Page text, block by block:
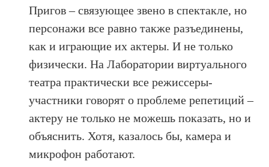
Пригов – связующее звено в спектакле, но
персонажи все равно также разъединены,
как и играющие их актеры. И не только
физически. На Лаборатории виртуального
театра практически все режиссеры-
участники говорят о проблеме репетиций –
актеру не только не можешь показать, но и
объяснить. Хотя, казалось бы, камера и
микрофон работают.